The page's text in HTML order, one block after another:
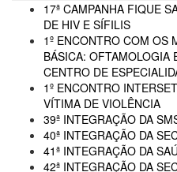
17ª CAMPANHA FIQUE
DE HIV E SÍFILIS
1º ENCONTRO COM OS
BÁSICA: OFTAMOLOGIA
CENTRO DE
1º ENCONTRO
VÍTIMA DE VIOLÊNCIA
39ª INTEGRAÇÃO DA
40ª INTEGRAÇÃO DA
41ª INTEGRAÇÃO DA
42ª INTEGRAÇÃO DA